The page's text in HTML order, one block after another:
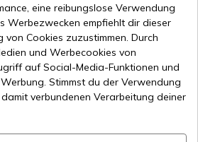
4,5-mm-Tretlager
eine reibungslose Verwendung
Werbezwecken empfiehlt dir dieser
Cookies zuzustimmen. Durch
und Werbecookies von
auf Social-Media-Funktionen und
Stimmst du der Verwendung
verbundenen Verarbeitung deiner